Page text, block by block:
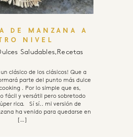
DE MANZANA A
NIVEL
Saludables,Recetas
clásico de los clásicos! Que a
parte del punto más dulce
. Por lo simple que es,
fácil y versátil pero sobretodo
rica. Sí sí.. mi versión de
ha venido para quedarse en
[…]